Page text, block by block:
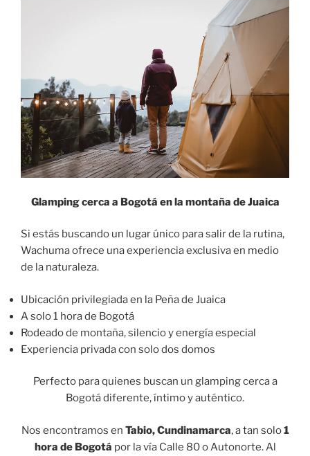
Glamping cerca a Bogotá en la montaña de Juaica
Si estás buscando un lugar único para salir de la rutina,
Wachuma ofrece una experiencia exclusiva en medio
de la naturaleza.
Ubicación privilegiada en la Peña de Juaica
A solo 1 hora de Bogotá
Rodeado de montaña, silencio y energía especial
Experiencia privada con solo dos domos
Perfecto para quienes buscan un glamping cerca a
Bogotá diferente, íntimo y auténtico.
Nos encontramos en Tabio, Cundinamarca, a tan solo1
hora de Bogotá por la vía Calle 80 o Autonorte. Al